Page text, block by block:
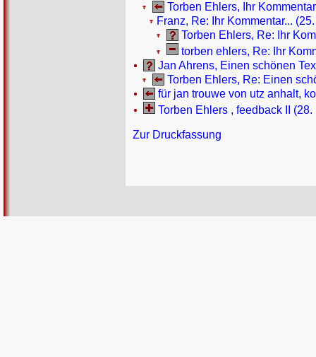
Torben Ehlers, Ihr
Franz, Re: Ihr Kommentar...
Torben Ehlers, Re: Ihr
torben ehlers, Re: Ihr
Jan Ahrens, Einen schönen
Torben Ehlers, Re: Einen
für jan trouwe von utz anhalt,
Torben Ehlers , feedback II
Zur Druckfassung